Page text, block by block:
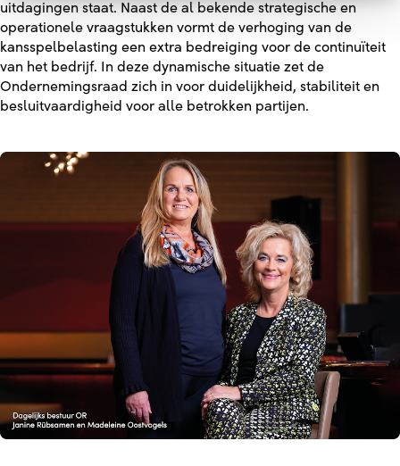
uitdagingen staat. Naast de al bekende strategische en
operationele vraagstukken vormt de verhoging van de
kansspelbelasting een extra bedreiging voor de continuïteit
van het bedrijf. In deze dynamische situatie zet de
Ondernemingsraad zich in voor duidelijkheid, stabiliteit en
besluitvaardigheid voor alle betrokken partijen.